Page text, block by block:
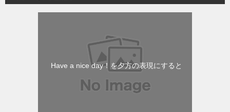
Have a nice day！を夕方の表現にすると